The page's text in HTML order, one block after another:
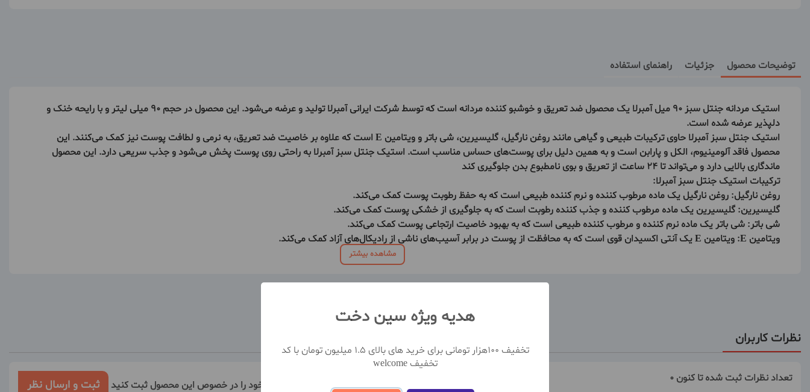
توضیحات محصول جزئیات راهنمای استفاده
استیک مردانه جنتل سبز ۹۰ میل آمبرلا یک محصول ضد تعریق و خوشبو کننده مردانه است که توسط شرکت ایرانی آمبرلا تولید و عرضه می‌شود. این محصول در حجم ۹۰ میلی لیتر و با رایحه خنک و
دلپذیر عرضه شده است.
استیک جنتل سبز آمبرلا حاوی ترکیبات طبیعی و گیاهی مانند روغن نارگیل، گلیسیرین، شی باتر و ویتامین E است که علاوه بر خاصیت ضد تعریق، به نرمی و لطافت پوست نیز کمک می‌کنند. این
محصول فاقد آلومینیوم، الکل و پارابن است و به همین دلیل برای پوست‌های حساس مناسب است. استیک جنتل سبز آمبرلا به راحتی روی پوست پخش می‌شود و جذب سریعی دارد. این محصول
ماندگاری بالایی دارد و می‌تواند تا ۲۴ ساعت از تعریق و بوی نامطبوع بدن جلوگیری کند
ترکیبات استیک جنتل سبز آمبرلا:
روغن نارگیل: روغن نارگیل یک ماده مرطوب کننده و نرم کننده طبیعی است که به حفظ رطوبت پوست کمک می‌کند.
گلیسیرین: گلیسیرین یک ماده مرطوب کننده و جذب کننده رطوبت است که به جلوگیری از خشکی پوست کمک می‌کند.
شی باتر: شی باتر یک ماده نرم کننده و مرطوب کننده طبیعی است که به بهبود خاصیت ارتجاعی پوست کمک می‌کند.
ویتامین E: ویتامین E یک آنتی اکسیدان قوی است که به محافظت از پوست در برابر آسیب‌های ناشی از رادیکال‌های آزاد کمک می‌کند.
مشاهده بیشتر
نظرات کاربران
تعداد نظرات ثبت شده تا کنون 0
نظر خود را در خصوص این محصول ثبت کنید ثبت و ارسال نظر
هدیه ویژه سین دخت
تخفیف 100هزار تومانی برای خرید های بالای 1.5 میلیون تومان با کد
تخفیف welcome